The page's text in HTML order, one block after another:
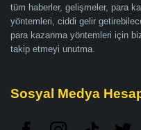
tüm haberler, gelişmeler, para
yöntemleri, ciddi gelir
para kazanma yöntemleri için
takip etmeyi unutma.
Sosyal Medya